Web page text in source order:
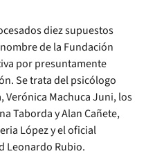
diez supuestos
de la Fundación
por presuntamente
Se trata del psicólogo
Verónica Machuca Juni, los
Taborda y Alan Cañete,
López y el oficial
Leonardo Rubio.